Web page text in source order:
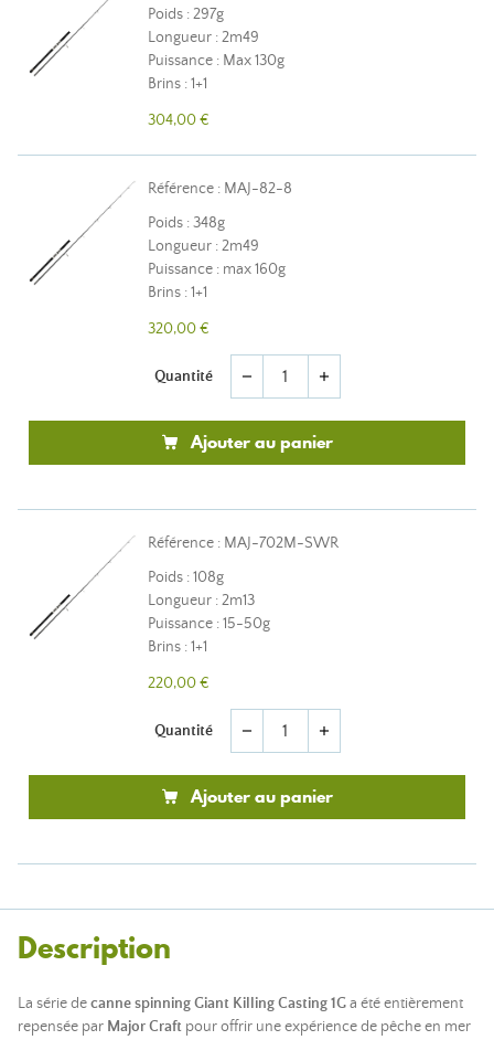
Poids : 297g
Longueur : 2m49
Puissance : Max 130g
Brins : 1+1
304,00 €
Référence : MAJ-82-8
Poids : 348g
Longueur : 2m49
Puissance : max 160g
Brins : 1+1
320,00 €
Quantité remove add
Ajouter au panier
Référence : MAJ-702M-SWR
Poids : 108g
Longueur : 2m13
Puissance : 15-50g
Brins : 1+1
220,00 €
Quantité remove add
Ajouter au panier
Description
La série decanne spinning Giant Killing Casting 1Ga été entièrement
repensée par Major Craft pour offrir une expérience de pêche en mer